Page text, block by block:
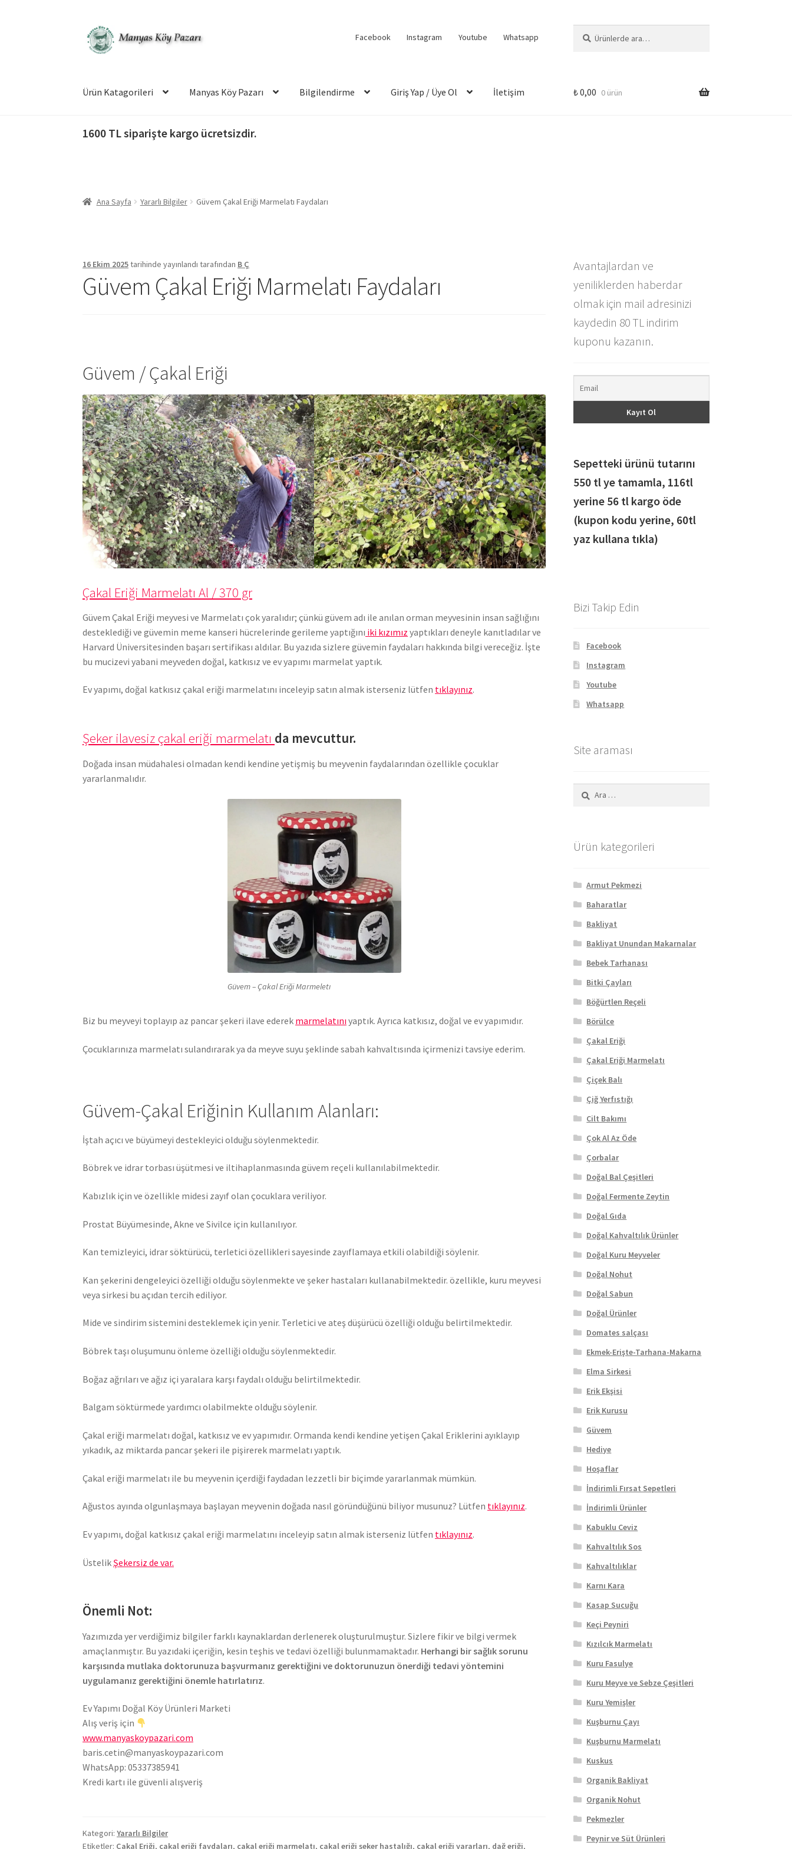
Dolaşıma
geç
İçeriğe
geç
Facebook Instagram Youtube Whatsapp
Ürün Katagorileri Manyas Köy Pazarı Bilgilendirme Giriş Yap / Üye Ol İletişim ₺0,00 0 ürün
1600 TL siparişte kargo ücretsizdir.
Ana Sayfa Yararlı Bilgiler Güvem Çakal Eriği Marmelatı Faydaları
16 Ekim 2025tarihinde yayınlandı tarafından B Ç
Güvem Çakal Eriği Marmelatı Faydaları
Güvem / Çakal Eriği
Çakal Eriği Marmelatı Al / 370 gr
Güvem Çakal Eriği meyvesi ve Marmelatı çok yaralıdır; çünkü güvem adı ile anılan orman meyvesinin insan sağlığını
desteklediği ve güvemin meme kanseri hücrelerinde gerileme yaptığını iki kızımız yaptıkları deneyle kanıtladılar ve
Harvard Üniversitesinden başarı sertifikası aldılar. Bu yazıda sizlere güvemin faydaları hakkında bilgi vereceğiz. İşte
bu mucizevi yabani meyveden doğal, katkısız ve ev yapımı marmelat yaptık.
Ev yapımı, doğal katkısız çakal eriği marmelatını inceleyip satın almak isterseniz lütfen tıklayınız.
Şeker ilavesiz çakal eriği marmelatı da mevcuttur.
Doğada insan müdahalesi olmadan kendi kendine yetişmiş bu meyvenin faydalarından özellikle çocuklar
yararlanmalıdır.
Güvem – Çakal Eriği Marmeletı
Biz bu meyveyi toplayıp az pancar şekeri ilave ederek marmelatınıyaptık. Ayrıca katkısız, doğal ve ev yapımıdır.
Çocuklarınıza marmelatı sulandırarak ya da meyve suyu şeklinde sabah kahvaltısında içirmenizi tavsiye ederim.
Güvem-Çakal Eriğinin Kullanım Alanları:
İştah açıcı ve büyümeyi destekleyici olduğu söylenmektedir.
Böbrek ve idrar torbası üşütmesi ve iltihaplanmasında güvem reçeli kullanılabilmektedir.
Kabızlık için ve özellikle midesi zayıf olan çocuklara veriliyor.
Prostat Büyümesinde, Akne ve Sivilce için kullanılıyor.
Kan temizleyici, idrar söktürücü, terletici özellikleri sayesinde zayıflamaya etkili olabildiği söylenir.
Kan şekerini dengeleyici özelliği olduğu söylenmekte ve şeker hastaları kullanabilmektedir. özellikle, kuru meyvesi
veya sirkesi bu açıdan tercih ediliyor.
Mide ve sindirim sistemini desteklemek için yenir. Terletici ve ateş düşürücü özelliği olduğu belirtilmektedir.
Böbrek taşı oluşumunu önleme özelliği olduğu söylenmektedir.
Boğaz ağrıları ve ağız içi yaralara karşı faydalı olduğu belirtilmektedir.
Balgam söktürmede yardımcı olabilmekte olduğu söylenir.
Çakal eriği marmelatı doğal, katkısız ve ev yapımıdır. Ormanda kendi kendine yetişen Çakal Eriklerini ayıklayıp
yıkadık, az miktarda pancar şekeri ile pişirerek marmelatı yaptık.
Çakal eriği marmelatı ile bu meyvenin içerdiği faydadan lezzetli bir biçimde yararlanmak mümkün.
Ağustos ayında olgunlaşmaya başlayan meyvenin doğada nasıl göründüğünü biliyor musunuz? Lütfen tıklayınız.
Ev yapımı, doğal katkısız çakal eriği marmelatını inceleyip satın almak isterseniz lütfen tıklayınız.
ÜstelikŞekersiz de var.
Önemli Not:
Yazımızda yer verdiğimiz bilgiler farklı kaynaklardan derlenerek oluşturulmuştur. Sizlere fikir ve bilgi vermek
amaçlanmıştır. Bu yazıdaki içeriğin, kesin teşhis ve tedavi özelliği bulunmamaktadır. Herhangi bir sağlık sorunu
karşısında mutlaka doktorunuza başvurmanız gerektiğini ve doktorunuzun önerdiği tedavi yöntemini
uygulamanız gerektiğini önemle hatırlatırız.
Ev Yapımı Doğal Köy Ürünleri Marketi
Alış veriş için
www.manyaskoypazari.com
baris.cetin@manyaskoypazari.com
WhatsApp: 05337385941
Kredi kartı ile güvenli alışveriş
Kategori:Yararlı Bilgiler
Etiketler: Çakal Eriği, çakal eriği faydaları, çakal eriği marmelatı, çakal eriği şeker hastalığı, çakal eriği yararları, dağ eriği,
Avantajlardan ve
yeniliklerden haberdar
olmak için mail adresinizi
kaydedin 80 TL indirim
kuponu kazanın.
Sepetteki ürünü tutarını
550 tl ye tamamla, 116tl
yerine 56 tl kargo öde
(kupon kodu yerine, 60tl
yaz kullana tıkla)
Bizi Takip Edin
Facebook
Instagram
Youtube
Whatsapp
Site araması
Arama:
Ürün kategorileri
Armut Pekmezi
Baharatlar
Bakliyat
Bakliyat Unundan Makarnalar
Bebek Tarhanası
Bitki Çayları
Böğürtlen Reçeli
Börülce
Çakal Eriği
Çakal Eriği Marmelatı
Çiçek Balı
Çiğ Yerfıstığı
Cilt Bakımı
Çok Al Az Öde
Çorbalar
Doğal Bal Çeşitleri
Doğal Fermente Zeytin
Doğal Gıda
Doğal Kahvaltılık Ürünler
Doğal Kuru Meyveler
Doğal Nohut
Doğal Sabun
Doğal Ürünler
Domates salçası
Ekmek-Erişte-Tarhana-Makarna
Elma Sirkesi
Erik Ekşisi
Erik Kurusu
Güvem
Hediye
Hoşaflar
İndirimli Fırsat Sepetleri
İndirimli Ürünler
Kabuklu Ceviz
Kahvaltılık Sos
Kahvaltılıklar
Karnı Kara
Kasap Sucuğu
Keçi Peyniri
Kızılcık Marmelatı
Kuru Fasulye
Kuru Meyve ve Sebze Çeşitleri
Kuru Yemişler
Kuşburnu Çayı
Kuşburnu Marmelatı
Kuskus
Organik Bakliyat
Organik Nohut
Pekmezler
Peynir ve Süt Ürünleri